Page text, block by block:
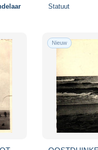
Statuut
Nieuw